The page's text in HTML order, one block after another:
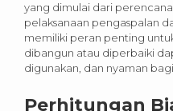
yang dimulai dari
pelaksanaan pengaspalan
memiliki peran penting
dibangun atau diperbaiki
digunakan, dan nyaman
Perhitungan